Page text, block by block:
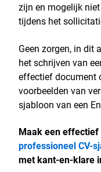
zijn en mogelijk
tijdens het
Geen zorgen, in dit
het schrijven van
effectief document
voorbeelden van
sjabloon van een
Maak een effectief
professioneel CV-
met kant-en-klare